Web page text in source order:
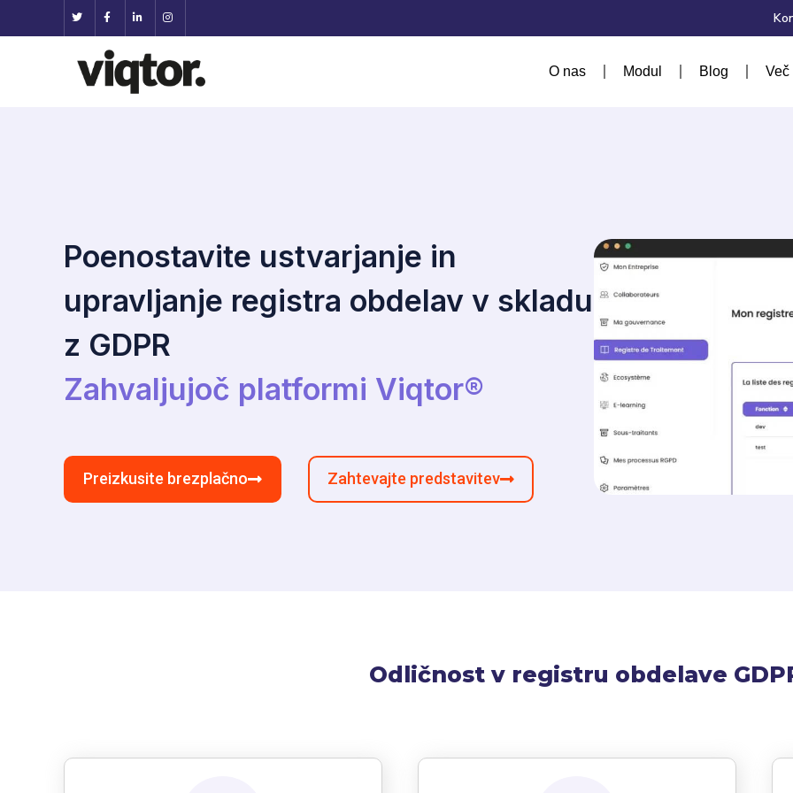
O nas Modul Blog Več
Poenostavite ustvarjanje in
upravljanje registra obdelav v skladu
z GDPR
Zahvaljujoč platformi Viqtor®
Preizkusite brezplačno Zahtevajte predstavitev
Odličnost v registru obdelave